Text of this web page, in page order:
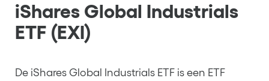
iShares Global Industrials
ETF (EXI)
De iShares Global Industrials ETF is een ETF